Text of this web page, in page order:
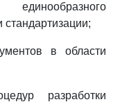
в области
разработки